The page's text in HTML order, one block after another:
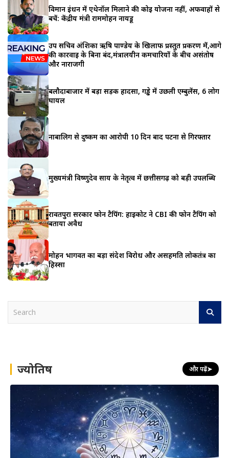
विमान ईंधन में एथेनॉल मिलाने की कोई योजना नहीं, अफवाहों से
बचें: केंद्रीय मंत्री राममोहन नायडू
उप सचिव अंशिका ऋषि पाण्डेय के खिलाफ प्रस्तुत प्रकरण में,आगे
की कार्रवाई के बिना बंद,मंत्रालयीन कर्मचारियों के बीच असंतोष
और नाराजगी
बलौदाबाजार में बड़ा सड़क हादसा, गड्ढे में उछली एम्बुलेंस, 6 लोग
घायल
नाबालिग से दुष्कर्म का आरोपी 10 दिन बाद पटना से गिरफ्तार
मुख्यमंत्री विष्णुदेव साय के नेतृत्व में छत्तीसगढ़ को बड़ी उपलब्धि
रावतपुरा सरकार फोन टैपिंग: हाईकोर्ट ने CBI की फोन टैपिंग को
बताया अवैध
मोहन भागवत का बड़ा संदेश विरोध और असहमति लोकतंत्र का
हिस्सा
h ज्योतिष और पढ़ें➤